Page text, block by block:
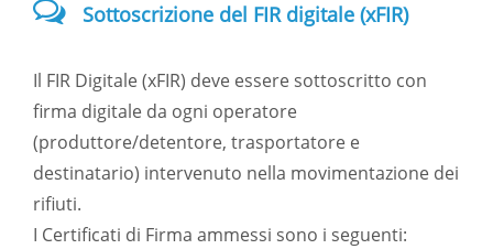
Sottoscrizione del FIR digitale (xFIR)
Il FIR Digitale (xFIR) deve essere sottoscritto con
firma digitale da ogni operatore
(produttore/detentore, trasportatore e
destinatario) intervenuto nella movimentazione dei
rifiuti.
I Certificati di Firma ammessi sono i seguenti: